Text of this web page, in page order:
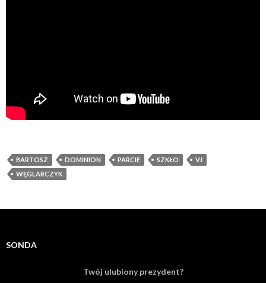
BARTOSZ DOMINION PARCIE SZKŁO
VJ
WĘGLARCZYK
SONDA
Twój ulubiony prezydent?